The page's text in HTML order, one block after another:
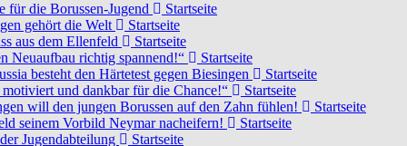
für die Borussen-Jugend
Startseite
gehört die Welt
Startseite
aus dem Ellenfeld
Startseite
Neuaufbau richtig spannend!“
Startseite
besteht den Härtetest gegen Biesingen
Startseite
motiviert und dankbar für die Chance!“
Startseite
will den jungen Borussen auf den Zahn fühlen!
Startseite
seinem Vorbild Neymar nacheifern!
Startseite
Jugendabteilung
Startseite